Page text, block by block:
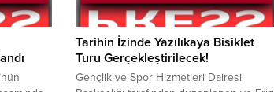
Tarihin İzinde Yazılıkaya Bisiklet
Turu Gerçekleştirilecek!
Gençlik ve Spor Hizmetleri Dairesi